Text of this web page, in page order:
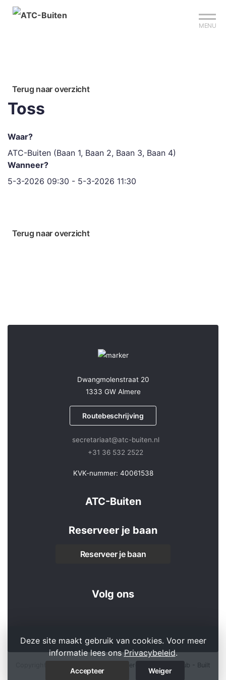
MENU
Terug naar overzicht
Toss
Waar?
ATC-Buiten (Baan 1, Baan 2, Baan 3, Baan 4)
Wanneer?
5-3-2026 09:30 - 5-3-2026 11:30
Terug naar overzicht
Dwangmolenstraat 20
1333 GW Almere
Routebeschrijving
secretariaat@atc-buiten.nl
+31 36 532 2522
KVK-nummer: 40061538
ATC-Buiten
Reserveer je baan
Reserveer je baan
Volg ons
Powered by KNLTB.Club - Built
Deze site maakt gebruik van cookies. Voor meer
informatie lees onsPrivacybeleid.
Accepteer Weiger